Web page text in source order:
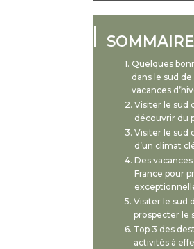
SOMMAIRE
Quelques
dans le sud
vacances
Visiter le sud
découvrir du
Visiter le sud
d’un climat
Des
France pour
Visiter le sud
prospecter le
Top 3 des
activités à